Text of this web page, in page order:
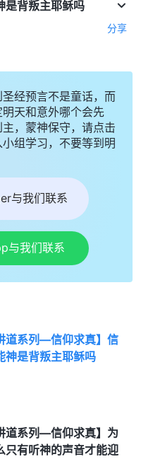
是背叛主耶稣吗
分享
经预言不是童话，而
天和意外哪个会先
，蒙神保守，请点击
组学习，不要等到明
与我们联系
与我们联系
道系列—信仰求真】信
神是背叛主耶稣吗
道系列—信仰求真】为
只有听神的声音才能迎